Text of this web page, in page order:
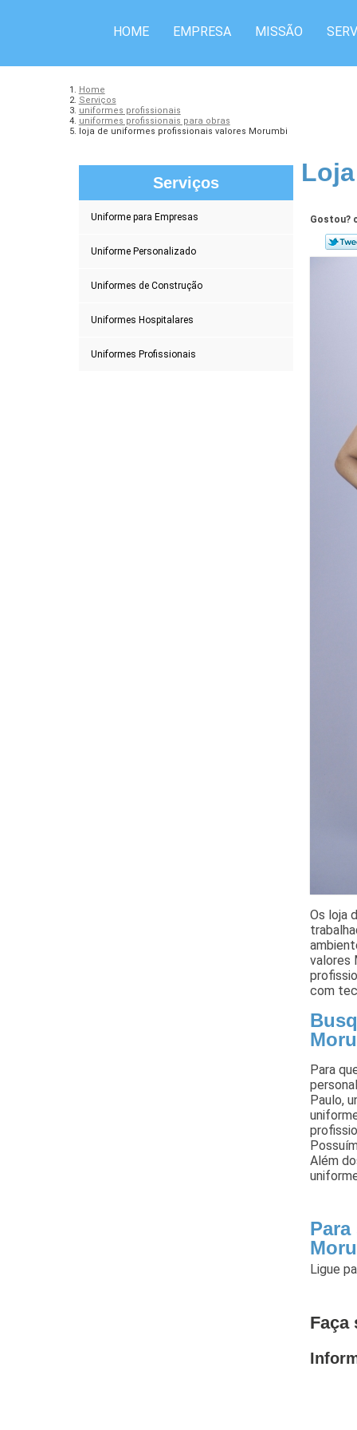
HOME EMPRESA MISSÃO
Home
Serviços
uniformes profissionais
uniformes profissionais para obras
loja de uniformes profissionais valores Morumbi
Serviços
Uniforme para Empresas
Uniforme Personalizado
Uniformes de Construção
Uniformes Hospitalares
Uniformes Profissionais
Gostou?
Os loja
valores
com
Para
Paulo,
Além
Ligue
Faça